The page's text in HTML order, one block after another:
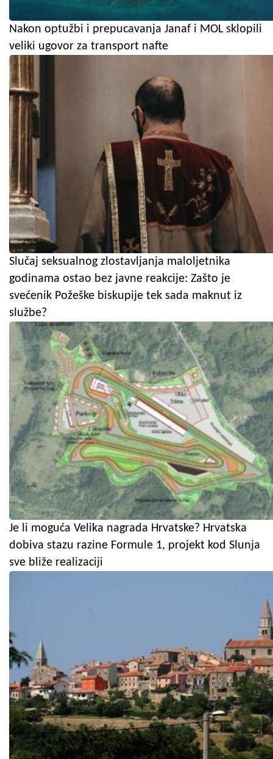
Nakon optužbi i prepucavanja Janaf i MOL sklopili
veliki ugovor za transport nafte
Slučaj seksualnog zlostavljanja maloljetnika
godinama ostao bez javne reakcije: Zašto je
svećenik Požeške biskupije tek sada maknut iz
službe?
Je li moguća Velika nagrada Hrvatske? Hrvatska
dobiva stazu razine Formule 1, projekt kod Slunja
sve bliže realizaciji